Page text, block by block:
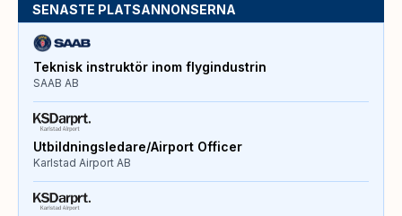
SENASTE PLATSANNONSERNA
Teknisk instruktör inom flygindustrin
SAAB AB
Utbildningsledare/Airport Officer
Karlstad Airport AB